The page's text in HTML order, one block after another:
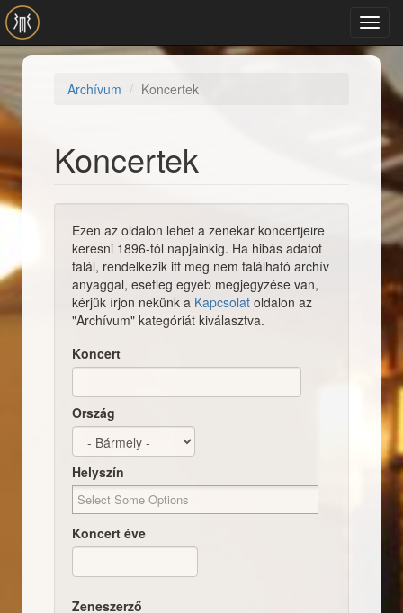
Ugrás a tartalomra
Archívum Koncertek
Koncertek
Ezen az oldalon lehet a zenekar koncertjeire
keresni 1896-tól napjainkig. Ha hibás adatot
talál, rendelkezik itt meg nem található archív
anyaggal, esetleg egyéb megjegyzése van,
kérjük írjon nekünk a Kapcsolat oldalon az
"Archívum" kategóriát kiválasztva.
Koncert
Ország
Helyszín
Koncert éve
Zeneszerző